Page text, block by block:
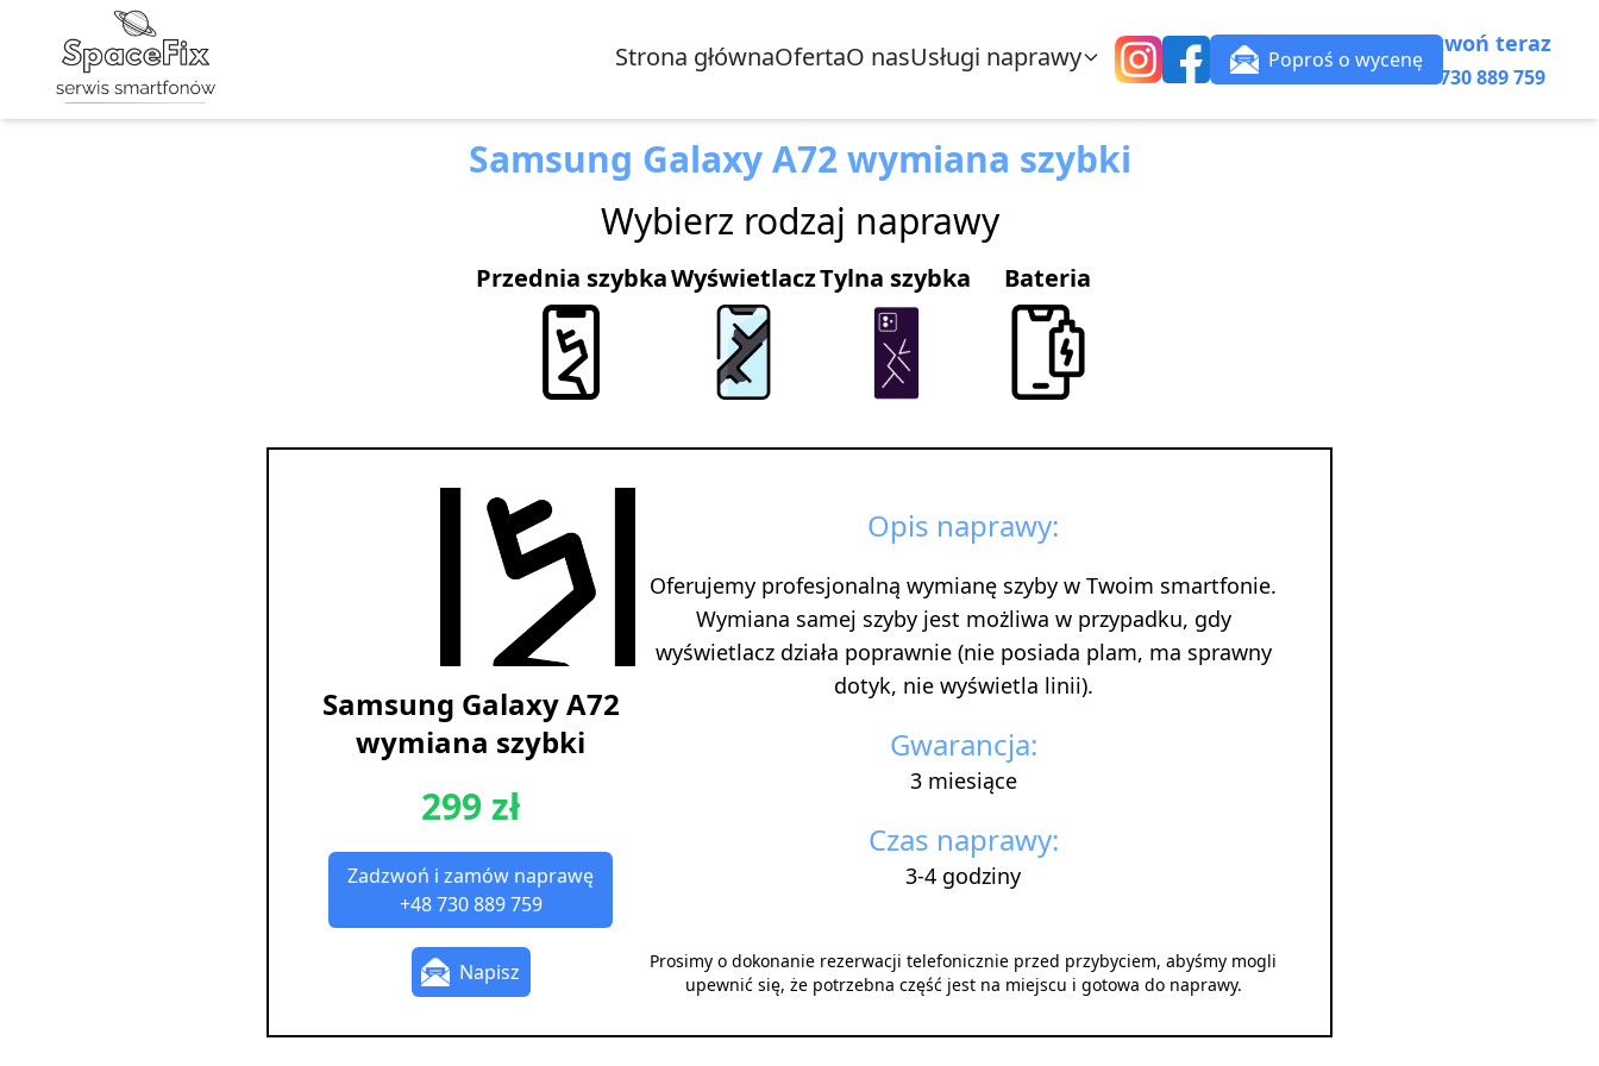
Strona głównaOfertaO nasUsługi naprawy Poproś o wycenę
Zadzwoń teraz
+48 730 889 759
Samsung Galaxy A72 wymiana szybki
Wybierz rodzaj naprawy
Przednia szybkaWyświetlaczTylna szybka Bateria
Samsung Galaxy A72
wymiana szybki
299 zł
Zadzwoń i zamów naprawę
+48 730 889 759
Napisz
Opis naprawy:
Oferujemy profesjonalną wymianę szyby w Twoim smartfonie.
Wymiana samej szyby jest możliwa w przypadku, gdy
wyświetlacz działa poprawnie (nie posiada plam, ma sprawny
dotyk, nie wyświetla linii).
Gwarancja:
3 miesiące
Czas naprawy:
3-4 godziny
Prosimy o dokonanie rezerwacji telefonicznie przed przybyciem, abyśmy mogli
upewnić się, że potrzebna część jest na miejscu i gotowa do naprawy.